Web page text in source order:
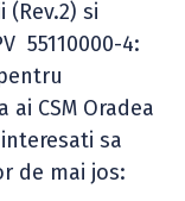
si
55110000-4:
CSM Oradea
sa
de mai jos: